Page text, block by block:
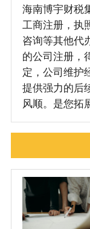
海南博宇财税
工商注册，执
咨询等其他代
的公司注册，
定，公司维护
提供强力的后
风顺。是您拓